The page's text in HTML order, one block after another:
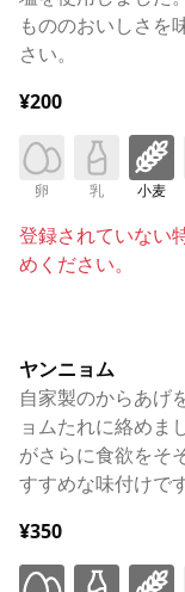
もののおいしさを
さい。
¥200
卵 乳 小麦
登録されていない
めください。
ヤンニョム
自家製のからあげ
ョムたれに絡めま
がさらに食欲をそ
すすめな味付けです
¥350